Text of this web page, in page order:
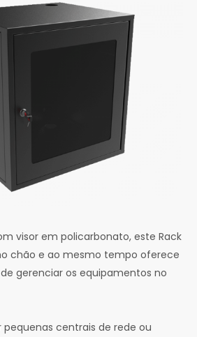
visor em policarbonato, este Rack
chão e ao mesmo tempo oferece
gerenciar os equipamentos no
centrais de rede ou